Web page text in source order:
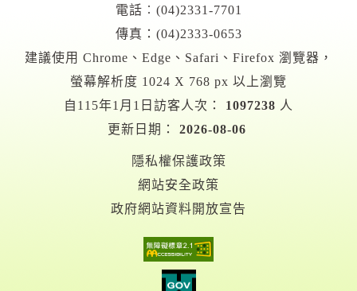
電話︰(04)2331-7701
傳真：(04)2333-0653
建議使用 Chrome、Edge、Safari、Firefox 瀏覽器，
螢幕解析度 1024 X 768 px 以上瀏覽
自115年1月1日訪客人次：
1097238 人
更新日期：
2026-08-06
隱私權保護政策
網站安全政策
政府網站資料開放宣告